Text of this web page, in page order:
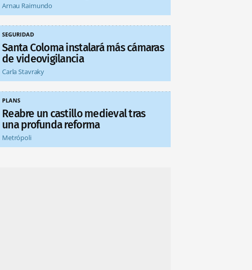
Arnau Raimundo
SEGURIDAD
Santa Coloma instalará más cámaras
de videovigilancia
Carla Stavraky
PLANS
Reabre un castillo medieval tras
una profunda reforma
Metrópoli